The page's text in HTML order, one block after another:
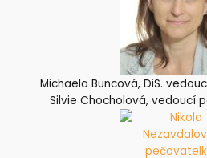
Michaela Buncová, DiS.
Silvie Chocholová, vedoucí